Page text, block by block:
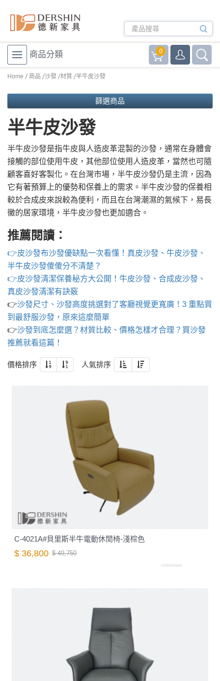
商品分類 0
Home 商品 沙發 材質 半牛皮沙發
篩選商品
半牛皮沙發
半牛皮沙發是指牛皮與人造皮革混製的沙發，​通常在身體會
接觸的部位使用牛皮，​其他部位使用人造皮革，​當然也可隨
顧客喜好客製化。​在台灣市場，​半牛皮沙發仍是主流，​因為
它有著預算上的優勢和保養上的需求。​半牛皮沙發的保養相
較於合成皮來說較為便利，​而且在台灣潮濕的氣候下，​易長
黴的居家環境，​半牛皮沙發也更加適合。
推薦閱讀：
👉皮沙發布沙發優缺點一次看懂！真皮沙發、牛皮沙發、
半牛皮沙發傻傻分不清楚？
👉皮沙發清潔保養秘方大公開！牛皮沙發、合成皮沙發、
真皮沙發清潔有訣竅
👉沙發尺寸、沙發高度挑選對了客廳視覺更寬廣！3 重點買
到最舒服沙發，原來這麼簡單
👉沙發到底怎麼選？材質比較、價格怎樣才合理？買沙發
推薦就看這篇！
價格排序 人氣排序
C-4021A#貝里斯半牛電動休閒椅-淺棕色
$ 36,800 $ 49,750
C0240040000